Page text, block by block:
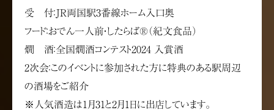
受 付：JR両国駅3番線ホーム入口奥
フード：おでん一人前・したらば®（紀文食品）
燗 酒：全国燗酒コンテスト2024 入賞酒
2次会：このイベントに参加された方に特典のある駅周辺
の酒場をご紹介
※人気酒造は1月31と2月1日に出店しています。